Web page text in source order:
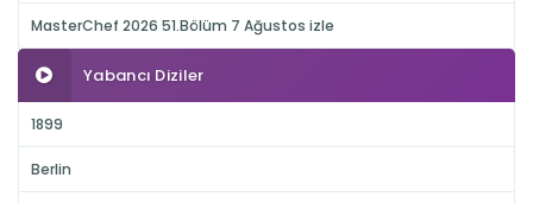
MasterChef 2026 51.Bölüm 7 Ağustos izle
Yabancı Diziler
1899
Berlin